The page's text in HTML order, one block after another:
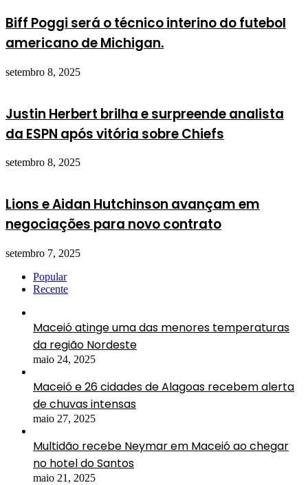
Biff Poggi será o técnico interino do futebol
americano de Michigan.
setembro 8, 2025
Justin Herbert brilha e surpreende analista
da ESPN após vitória sobre Chiefs
setembro 8, 2025
Lions e Aidan Hutchinson avançam em
negociações para novo contrato
setembro 7, 2025
Popular
Recente
Maceió atinge uma das menores temperaturas
da região Nordeste
maio 24, 2025
Maceió e 26 cidades de Alagoas recebem alerta
de chuvas intensas
maio 27, 2025
Multidão recebe Neymar em Maceió ao chegar
no hotel do Santos
maio 21, 2025